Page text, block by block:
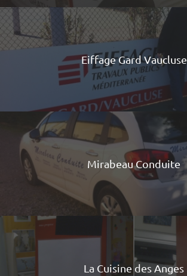
Eiffage Gard Vaucluse
Mirabeau Conduite
La Cuisine des Anges